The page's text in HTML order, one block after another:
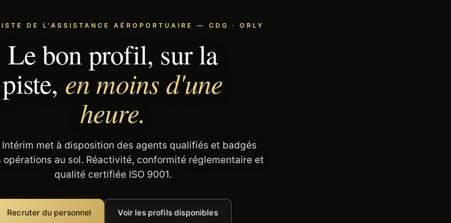
DE L'ASSISTANCE AÉROPORTUAIRE — CDG · ORLY
Le bon profil, sur la
piste, en moins d'une
heure.
Intérim met à disposition des agents qualifiés et badgés
opérations au sol. Réactivité, conformité réglementaire et
qualité certifiée ISO 9001.
Recruter du personnel Voir les profils disponibles